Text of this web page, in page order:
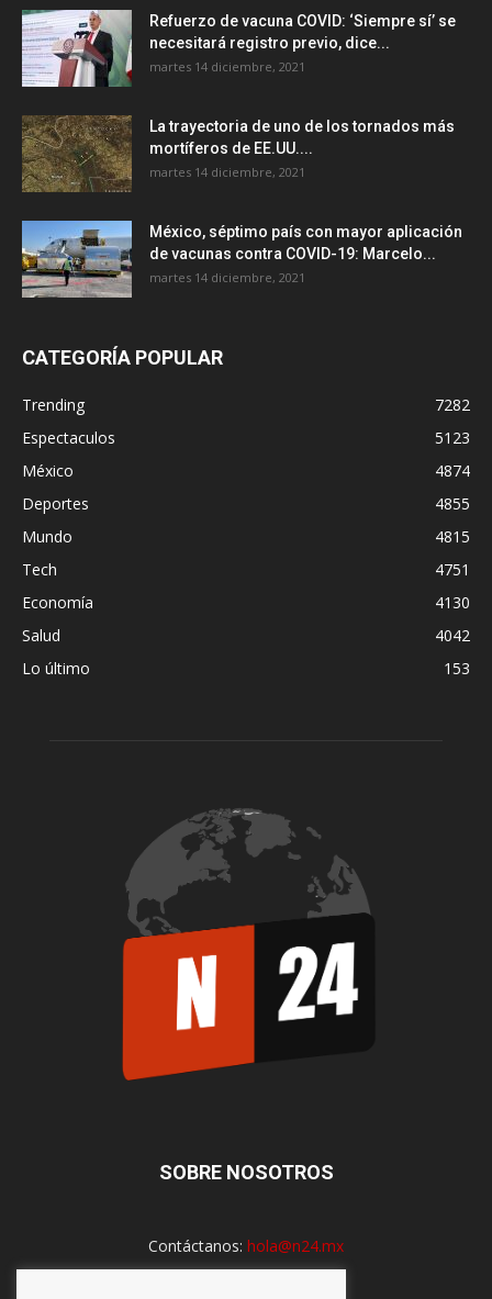
Refuerzo de vacuna COVID: ‘Siempre sí’ se
necesitará registro previo, dice...
martes 14 diciembre, 2021
La trayectoria de uno de los tornados más
mortíferos de EE.UU....
martes 14 diciembre, 2021
México, séptimo país con mayor aplicación
de vacunas contra COVID-19: Marcelo...
martes 14 diciembre, 2021
CATEGORÍA POPULAR
Trending
7282
Espectaculos
5123
México
4874
Deportes
4855
Mundo
4815
Tech
4751
Economía
4130
Salud
4042
Lo último
153
SOBRE NOSOTROS
Contáctanos: hola@n24.mx